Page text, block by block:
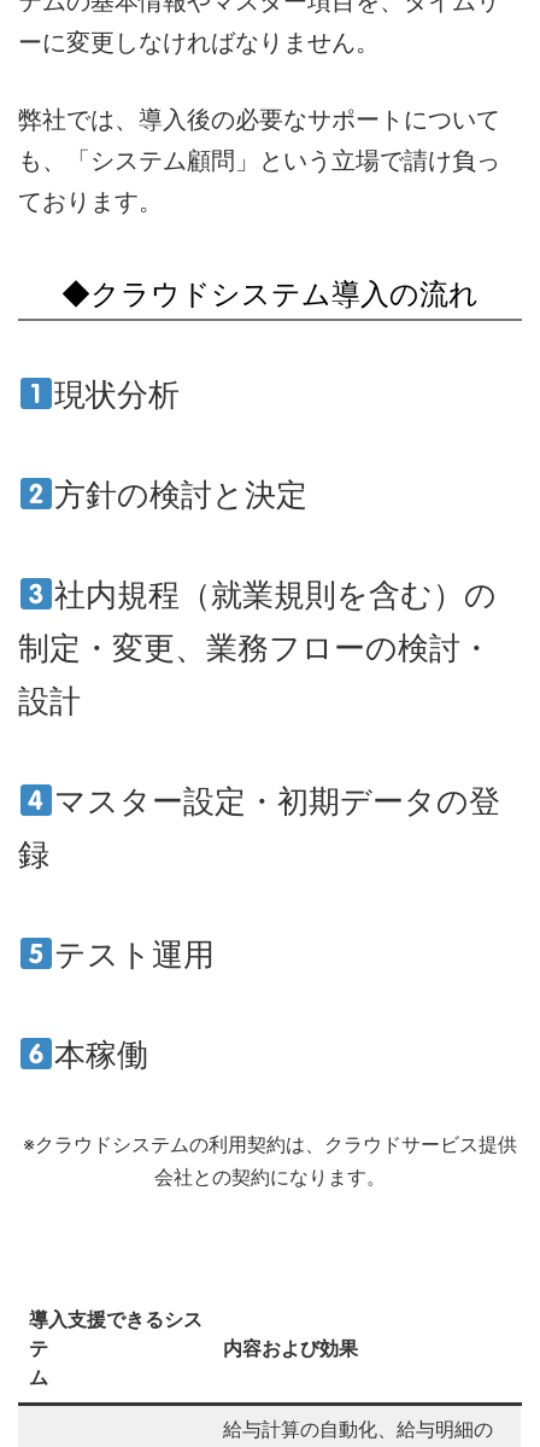
ーに変更しなければなりません。
弊社では、導入後の必要なサポートについて
も、「システム顧問」という立場で請け負っ
ております。
◆クラウドシステム導入の流れ
現状分析
方針の検討と決定
社内規程（就業規則を含む）の
制定・変更、業務フローの検討・
設計
マスター設定・初期データの登
録
テスト運用
本稼働
※クラウドシステムの利用契約は、クラウドサービス提供
会社との契約になります。
導入支援できるシス
テ
ム
内容および効果
給与計算の自動化、給与明細の